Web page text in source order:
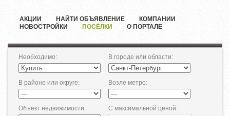
АКЦИИ НАЙТИ ОБЪЯВЛЕНИЕ
КОМПАНИИ
НОВОСТРОЙКИ
ПОСЁЛКИ О ПОРТАЛЕ
Необходимо: В городе или области:
В районе или округе: Возле метро:
Объект недвижимости: С максимальной ценой: